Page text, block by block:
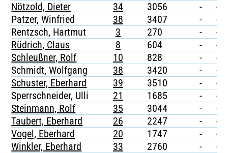
Nötzold, Dieter
34 3056 -
-
Patzer, Winfried
38 3407 -
-
Rentzsch, Hartmut
3 270 -
-
Rüdrich, Claus
8 604 -
-
Schleußner, Rolf
10 828 -
-
Schmidt, Wolfgang
38 3420 -
-
Schuster, Eberhard
39 3510 -
-
Sperrschneider, Ulli
21 1685 -
-
Steinmann, Rolf
35 3044 -
-
Taubert, Eberhard
26 2247 -
-
Vogel, Eberhard
20 1747 -
-
Winkler, Eberhard
33 2760 - -